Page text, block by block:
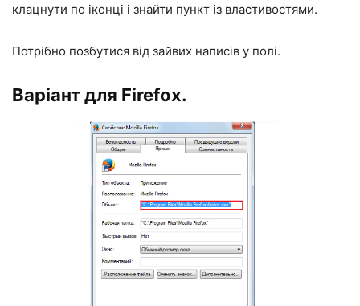
клацнути по іконці і знайти пункт із властивостями.
Потрібно позбутися від зайвих написів у полі.
Варіант для Firefox.